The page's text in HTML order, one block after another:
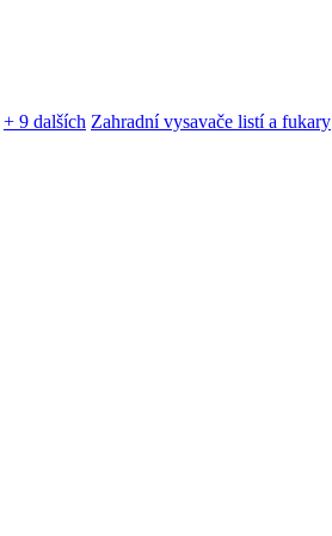
+ 9 dalších Zahradní vysavače listí a fukary